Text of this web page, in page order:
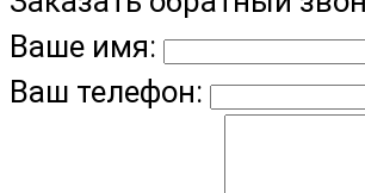
Ваше имя:
Ваш телефон: